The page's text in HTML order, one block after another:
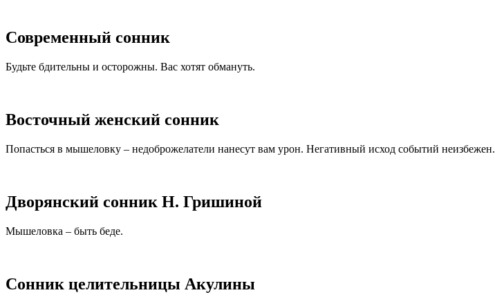
Современный сонник
Будьте бдительны и осторожны. Вас хотят обмануть.
Восточный женский сонник
Попасться в мышеловку – недоброжелатели нанесут вам урон. Негативный исход событий неизбежен.
Дворянский сонник Н. Гришиной
Мышеловка – быть беде.
Сонник целительницы Акулины